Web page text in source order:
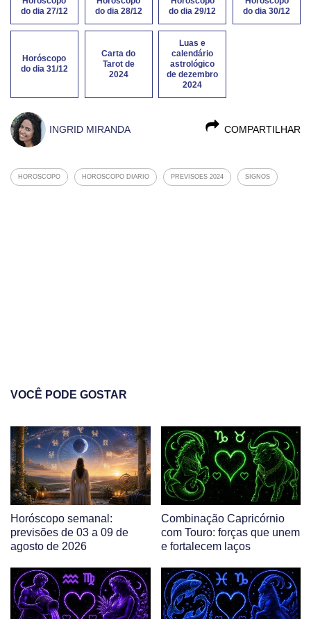
do dia 27/12
do dia 28/12
do dia 29/12
do dia 30/12
Horóscopo
do dia 31/12
Carta do
Tarot de
2024
Luas e
calendário
astrológico
de dezembro
2024
COMPARTILHAR
INGRID MIRANDA
HOROSCOPO HOROSCOPO DIARIO PREVISOES 2024 SIGNOS
VOCÊ PODE GOSTAR
Horóscopo semanal:
previsões de 03 a 09 de
agosto de 2026
Combinação Capricórnio
com Touro: forças que unem
e fortalecem laços